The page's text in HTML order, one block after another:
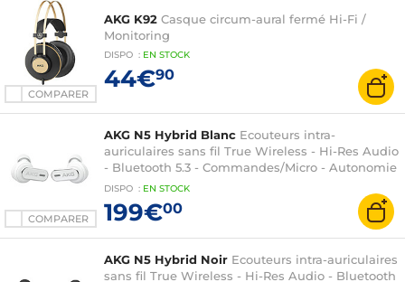
COMPARER
AKG K92 Casque circum-aural fermé Hi-Fi /
Monitoring
DISPO : EN STOCK
44€90
COMPARER
AKG N5 Hybrid Blanc Ecouteurs intra-
auriculaires sans fil True Wireless - Hi-Res Audio
- Bluetooth 5.3 - Commandes/Micro - Autonomie
10 + 30h - IP54 - Certifié Zoom - Boîtier
charge/transport
DISPO : EN STOCK
199€00
AKG N5 Hybrid Noir Ecouteurs intra-auriculaires
sans fil True Wireless - Hi-Res Audio - Bluetooth